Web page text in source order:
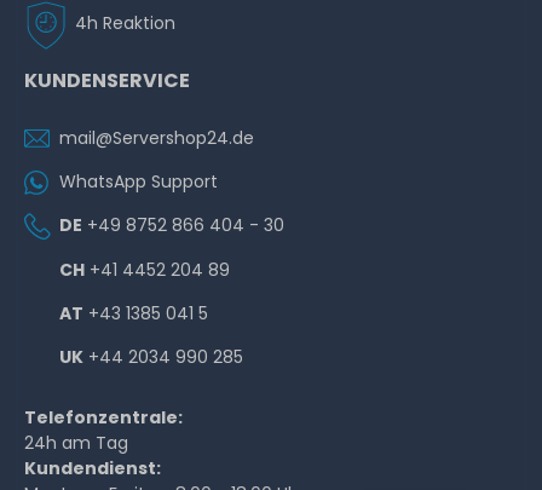
4h Reaktion
KUNDENSERVICE
mail@Servershop24.de
WhatsApp Support
DE +49 8752 866 404 - 30
CH +41 4452 204 89
AT +43 1385 041 5
UK +44 2034 990 285
Telefonzentrale:
24h am Tag
Kundendienst: